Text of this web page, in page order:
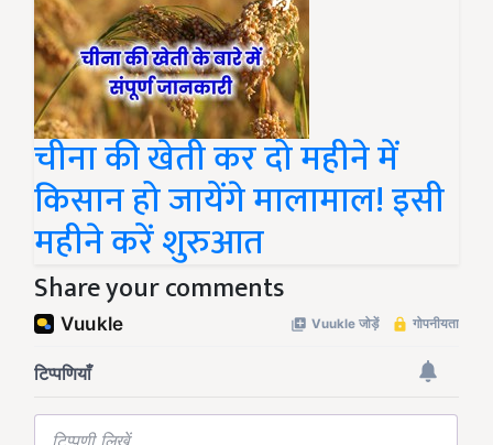
चीना की खेती कर दो महीने में
किसान हो जायेंगे मालामाल! इसी
महीने करें शुरुआत
Share your comments